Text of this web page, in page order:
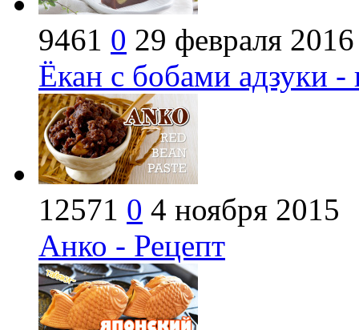
9461 0 29 февраля 2016
Ёкан с бобами адзуки
12571 0 4 ноября 2015
Анко - Рецепт